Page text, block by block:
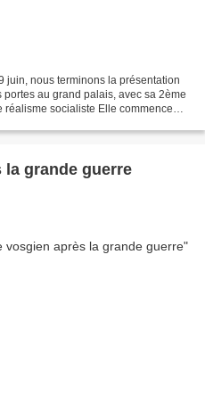
juin, nous terminons la présentation
au grand palais, avec sa 2ème
réalisme socialiste Elle commence
la grande guerre